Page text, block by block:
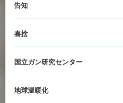
告知
喜捨
国立ガン研究センター
地球温暖化